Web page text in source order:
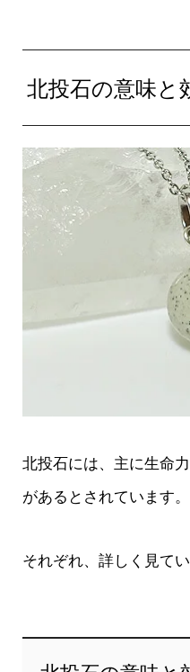
北投石の意味と
北投石には、主に生命
があるとされています。
それぞれ、詳しく見てい